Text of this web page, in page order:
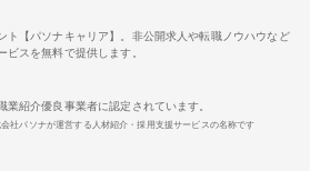
ト【パソナキャリア】。非公開求人や転職ノウハウなど
ビスを無料で提供します。
業紹介優良事業者に認定されています。
社パソナが運営する人材紹介・採用支援サービスの名称です